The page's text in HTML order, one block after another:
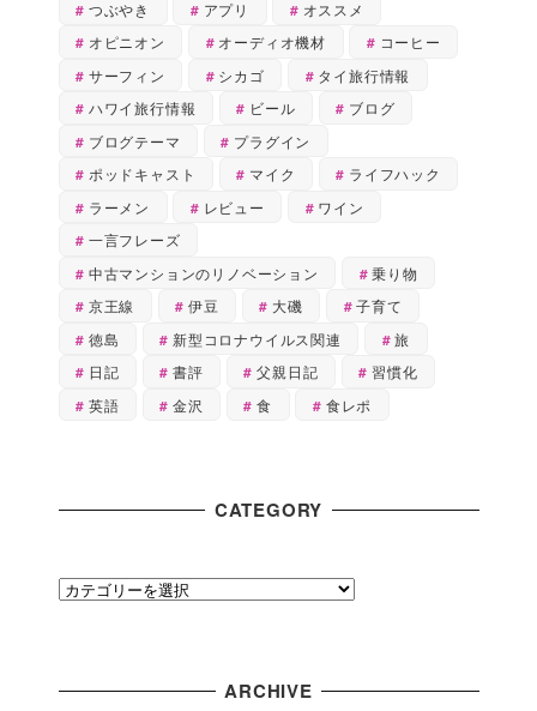
つぶやき アプリ
オススメ
オピニオン
オーディオ機材
コーヒー
サーフィン
シカゴ
タイ旅行情報
ハワイ旅行情報
ビール
ブログ
ブログテーマ
プラグイン
ポッドキャスト
マイク
ライフハック
ラーメン
レビュー
ワイン
一言フレーズ
中古マンションのリノベーション
乗り物
京王線
伊豆 大磯
子育て
徳島
新型コロナウイルス関連
旅
日記
書評 父親日記
習慣化
英語
金沢 食 食レポ
CATEGORY
C
G
ARCHIVE